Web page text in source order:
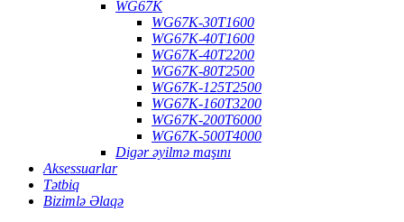
WG67K
WG67K-30T1600
WG67K-40T1600
WG67K-40T2200
WG67K-80T2500
WG67K-125T2500
WG67K-160T3200
WG67K-200T6000
WG67K-500T4000
Digər əyilmə maşını
Aksessuarlar
Tətbiq
Bizimlə Əlaqə